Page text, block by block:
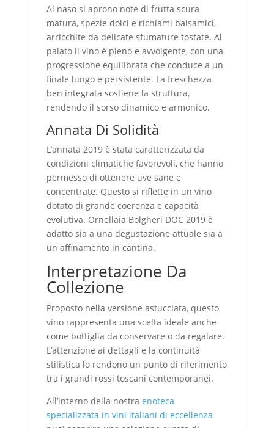
Al naso si aprono note di frutta scura
matura, spezie dolci e richiami balsamici,
arricchite da delicate sfumature tostate. Al
palato il vino è pieno e avvolgente, con una
progressione equilibrata che conduce a un
finale lungo e persistente. La freschezza
ben integrata sostiene la struttura,
rendendo il sorso dinamico e armonico.
Annata Di Solidità
L’annata 2019 è stata caratterizzata da
condizioni climatiche favorevoli, che hanno
permesso di ottenere uve sane e
concentrate. Questo si riflette in un vino
dotato di grande coerenza e capacità
evolutiva. Ornellaia Bolgheri DOC 2019 è
adatto sia a una degustazione attuale sia a
un affinamento in cantina.
Interpretazione Da
Collezione
Proposto nella versione astucciata, questo
vino rappresenta una scelta ideale anche
come bottiglia da conservare o da regalare.
L’attenzione ai dettagli e la continuità
stilistica lo rendono un punto di riferimento
tra i grandi rossi toscani contemporanei.
All’interno della nostra enoteca
specializzata in vini italiani di eccellenza